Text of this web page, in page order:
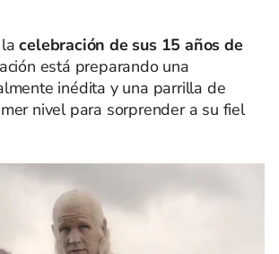
lacelebración de sus 15 años de
está preparando una
inédita y una parrilla de
nivel para sorprender a su fiel